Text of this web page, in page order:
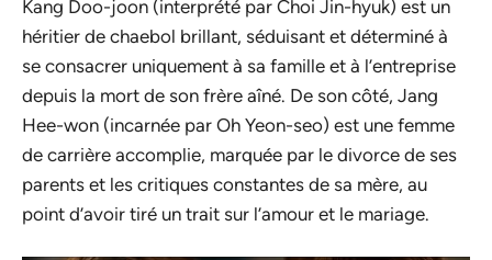
Kang Doo-joon (interprété par Choi Jin-hyuk) est un
héritier de chaebol brillant, séduisant et déterminé à
se consacrer uniquement à sa famille et à l’entreprise
depuis la mort de son frère aîné. De son côté, Jang
Hee-won (incarnée par Oh Yeon-seo) est une femme
de carrière accomplie, marquée par le divorce de ses
parents et les critiques constantes de sa mère, au
point d’avoir tiré un trait sur l’amour et le mariage.